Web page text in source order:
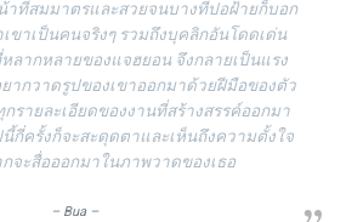
าที่สมมาตรและสวยจนบางทีปอฝ้ายก็บอก
เขาเป็นคนจริงๆ รวมถึงบุคลิกอันโดดเด่น
ลากหลายของแจฮยอน จึงกลายเป็นแรง
ากวาดรูปของเขาออกมาด้วยฝีมือของตัว
กรายละเอียดของงานที่สร้างสรรค์ออกมา
กี่ครั้งก็จะสะดุดตาและเห็นถึงความตั้งใจ
จะสื่อออกมาในภาพวาดของเธอ
– Bua –